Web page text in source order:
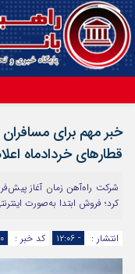
آپارات
خبر مهم برای
قطارهای خردادماه
شرکت راه‌آهن زمان آغاز
کرد؛ فروش ابتدا به‌صورت
انتشار : - ۱۲:۰۶ کد خبر :